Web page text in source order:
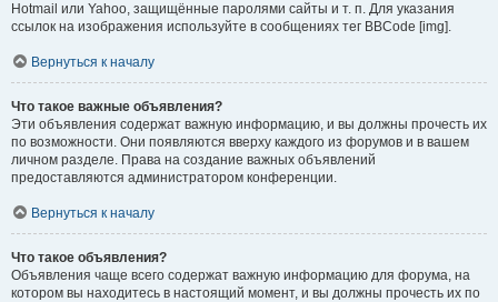
Hotmail или Yahoo, защищённые паролями сайты и т. п. Для указания
ссылок на изображения используйте в сообщениях тег BBCode [img].
Вернуться к началу
Что такое важные объявления?
Эти объявления содержат важную информацию, и вы должны прочесть их
по возможности. Они появляются вверху каждого из форумов и в вашем
личном разделе. Права на создание важных объявлений
предоставляются администратором конференции.
Вернуться к началу
Что такое объявления?
Объявления чаще всего содержат важную информацию для форума, на
котором вы находитесь в настоящий момент, и вы должны прочесть их по